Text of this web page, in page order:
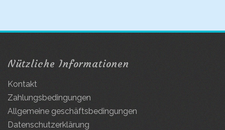
Nützliche Informationen
Kontakt
Zahlungsbedingungen
Allgemeine geschäftsbedingungen
Datenschutzerklärung